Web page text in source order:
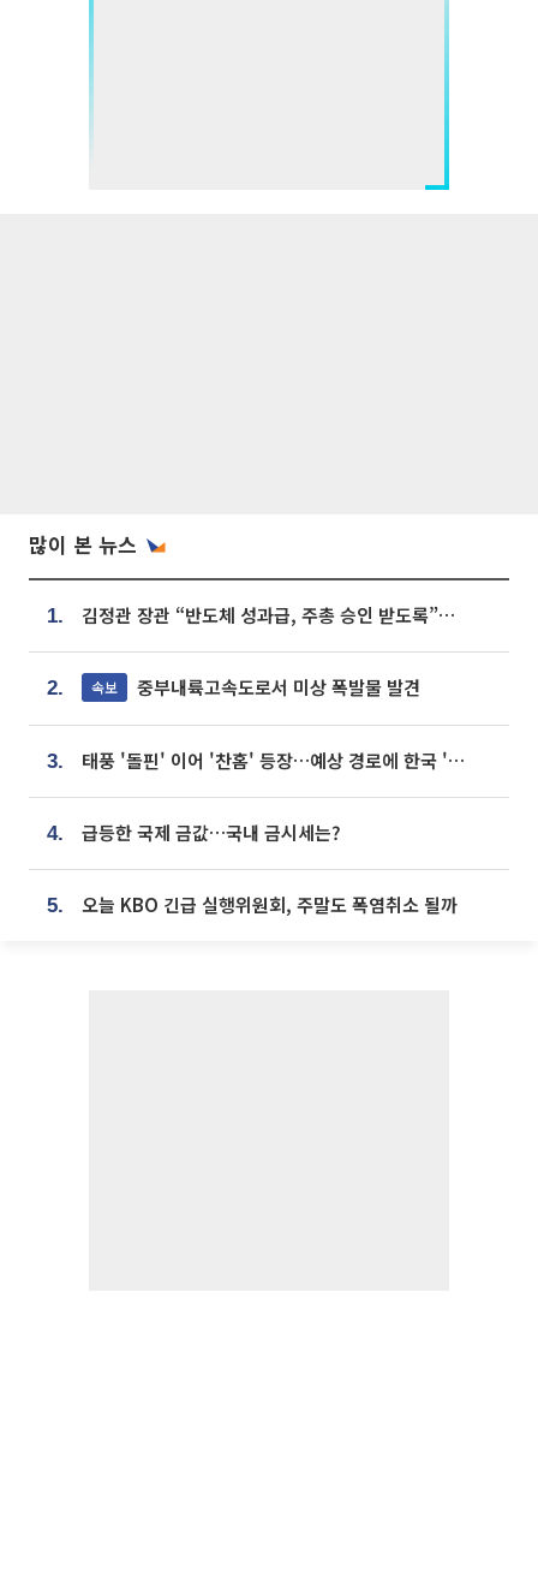
많이 본 뉴스
1. 김정관 장관 “반도체 성과급, 주총 승인 받도록”…상법·자본시장법 개정 시사
2. 속보 중부내륙고속도로서 미상 폭발물 발견
3. 태풍 '돌핀' 이어 '찬홈' 등장…예상 경로에 한국 '한숨'
4. 급등한 국제 금값…국내 금시세는?
5. 오늘 KBO 긴급 실행위원회, 주말도 폭염취소 될까